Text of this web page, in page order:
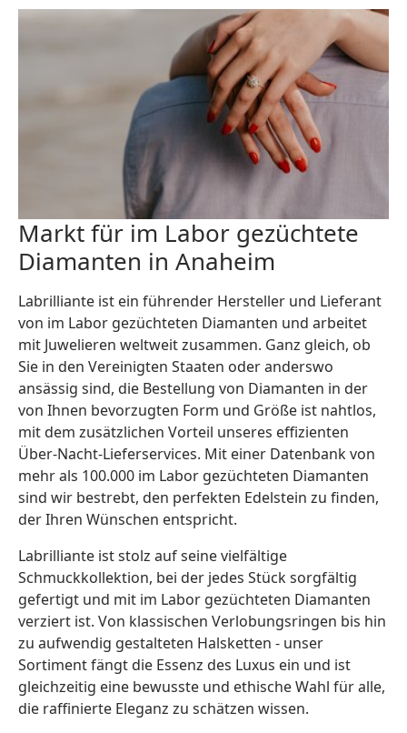
Markt für im Labor gezüchtete
Diamanten in Anaheim
Labrilliante ist ein führender Hersteller und Lieferant
von im Labor gezüchteten Diamanten und arbeitet
mit Juwelieren weltweit zusammen. Ganz gleich, ob
Sie in den Vereinigten Staaten oder anderswo
ansässig sind, die Bestellung von Diamanten in der
von Ihnen bevorzugten Form und Größe ist nahtlos,
mit dem zusätzlichen Vorteil unseres effizienten
Über-Nacht-Lieferservices. Mit einer Datenbank von
mehr als 100.000 im Labor gezüchteten Diamanten
sind wir bestrebt, den perfekten Edelstein zu finden,
der Ihren Wünschen entspricht.
Labrilliante ist stolz auf seine vielfältige
Schmuckkollektion, bei der jedes Stück sorgfältig
gefertigt und mit im Labor gezüchteten Diamanten
verziert ist. Von klassischen Verlobungsringen bis hin
zu aufwendig gestalteten Halsketten - unser
Sortiment fängt die Essenz des Luxus ein und ist
gleichzeitig eine bewusste und ethische Wahl für alle,
die raffinierte Eleganz zu schätzen wissen.